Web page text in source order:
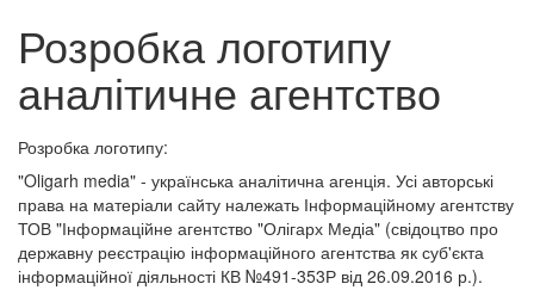
Розробка логотипу
аналітичне агентство
Розробка логотипу:
"Oligarh media" - українська аналітична агенція. Усі авторські
права на матеріали сайту належать Інформаційному агентству
ТОВ "Інформаційне агентство "Олігарх Медіа" (свідоцтво про
державну реєстрацію інформаційного агентства як суб'єкта
інформаційної діяльності КВ №491-353Р від 26.09.2016 р.).